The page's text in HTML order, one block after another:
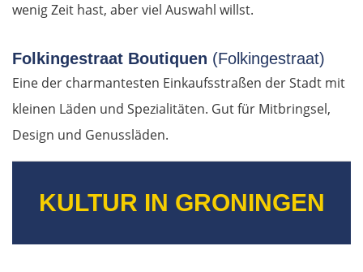
wenig Zeit hast, aber viel Auswahl willst.
Folkingestraat Boutiquen (Folkingestraat)
Eine der charmantesten Einkaufsstraßen der Stadt mit
kleinen Läden und Spezialitäten. Gut für Mitbringsel,
Design und Genussläden.
KULTUR IN GRONINGEN
Pärnu
Lettland
Salacgrīva
Jelgava